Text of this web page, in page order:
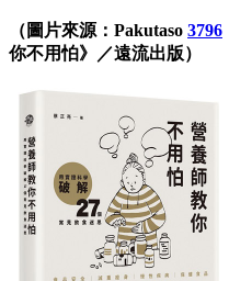
（圖片來源：Pakutaso 3796
你不用怕》／遠流出版）